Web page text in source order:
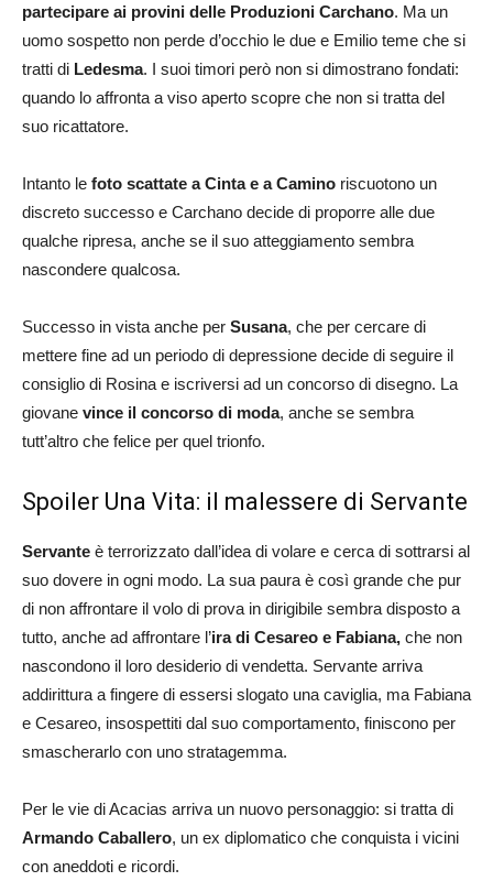
partecipare ai provini delle Produzioni Carchano. Ma un
uomo sospetto non perde d’occhio le due e Emilio teme che si
tratti di Ledesma. I suoi timori però non si dimostrano fondati:
quando lo affronta a viso aperto scopre che non si tratta del
suo ricattatore.
Intanto le foto scattate a Cinta e a Camino riscuotono un
discreto successo e Carchano decide di proporre alle due
qualche ripresa, anche se il suo atteggiamento sembra
nascondere qualcosa.
Successo in vista anche per Susana, che per cercare di
mettere fine ad un periodo di depressione decide di seguire il
consiglio di Rosina e iscriversi ad un concorso di disegno. La
giovane vince il concorso di moda, anche se sembra
tutt’altro che felice per quel trionfo.
Spoiler Una Vita: il malessere di Servante
Servante è terrorizzato dall’idea di volare e cerca di sottrarsi al
suo dovere in ogni modo. La sua paura è così grande che pur
di non affrontare il volo di prova in dirigibile sembra disposto a
tutto, anche ad affrontare l’ira di Cesareo e Fabiana, che non
nascondono il loro desiderio di vendetta. Servante arriva
addirittura a fingere di essersi slogato una caviglia, ma Fabiana
e Cesareo, insospettiti dal suo comportamento, finiscono per
smascherarlo con uno stratagemma.
Per le vie di Acacias arriva un nuovo personaggio: si tratta di
Armando Caballero, un ex diplomatico che conquista i vicini
con aneddoti e ricordi.